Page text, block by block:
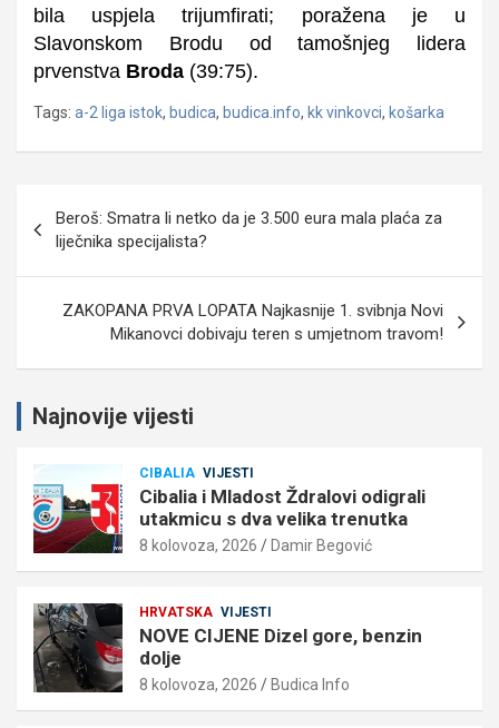
bila uspjela trijumfirati; poražena je u
Slavonskom Brodu od tamošnjeg lidera
prvenstva Broda (39:75).
Tags: a-2 liga istok, budica, budica.info, kk vinkovci, košarka
objava
Beroš: Smatra li netko da je 3.500 eura mala plaća za
liječnika specijalista?
ZAKOPANA PRVA LOPATA Najkasnije 1. svibnja Novi
Mikanovci dobivaju teren s umjetnom travom!
Najnovije vijesti
CIBALIA VIJESTI
Cibalia i Mladost Ždralovi odigrali
utakmicu s dva velika trenutka
8 kolovoza, 2026 Damir Begović
HRVATSKA VIJESTI
NOVE CIJENE Dizel gore, benzin
dolje
8 kolovoza, 2026 Budica Info